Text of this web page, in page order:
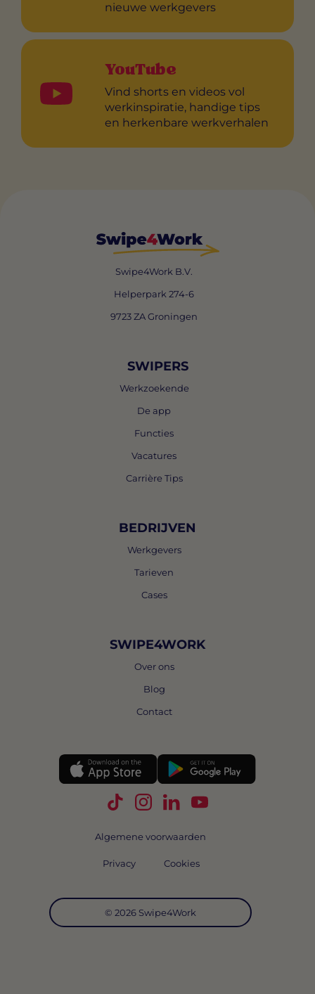
nieuwe werkgevers
YouTube
Vind shorts en videos vol
werkinspiratie, handige tips
en herkenbare werkverhalen
Swipe4Work B.V.
Helperpark 274-6
9723 ZA Groningen
SWIPERS
Werkzoekende
De app
Functies
Vacatures
Carrière Tips
BEDRIJVEN
Werkgevers
Tarieven
Cases
SWIPE4WORK
Over ons
Blog
Contact
Volg Swipe4Work op TikTok
Volg Swipe4Work op
Volg Swipe4Work op
Volg Swipe4Work
© 2026 Swipe4Work
Algemene voorwaarden
Privacy Cookies